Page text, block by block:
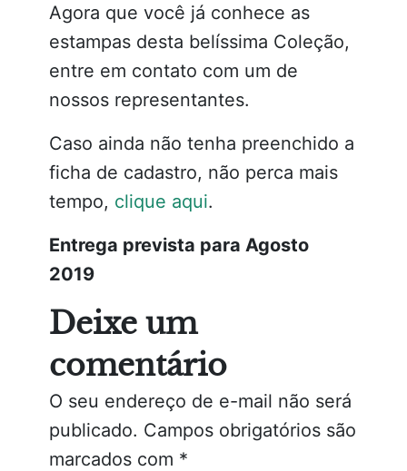
Agora que você já conhece as
estampas desta belíssima Coleção,
entre em contato com um de
nossos representantes.
Caso ainda não tenha preenchido a
ficha de cadastro, não perca mais
tempo, clique aqui.
Entrega prevista para Agosto
2019
Deixe um
comentário
O seu endereço de e-mail não será
publicado. Campos obrigatórios são
marcados com *